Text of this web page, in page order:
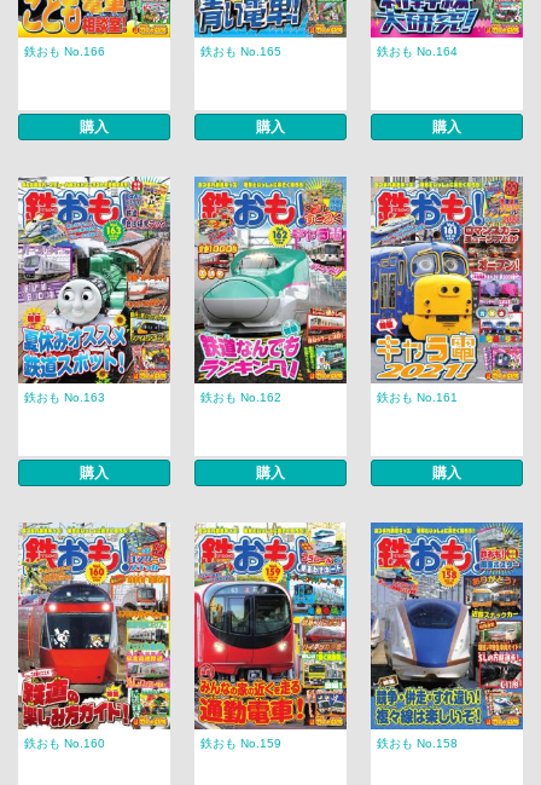
鉄おも No.166
購入
鉄おも No.165
購入
鉄おも No.164
購入
鉄おも No.163
購入
鉄おも No.162
購入
鉄おも No.161
購入
鉄おも No.160 鉄おも No.159 鉄おも No.158